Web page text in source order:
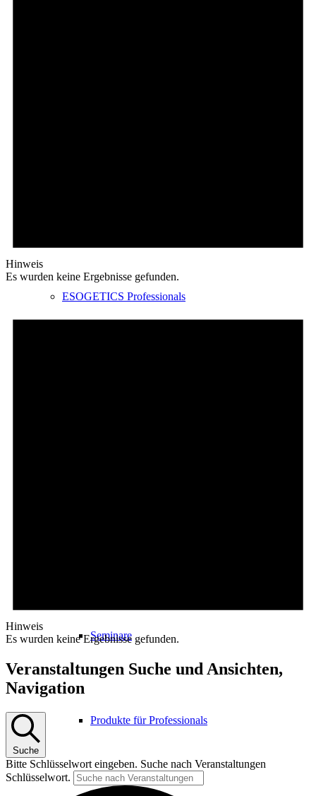
ESOGETICS Professionals
Seminare
Produkte für Professionals
Hinweis
Es wurden keine Ergebnisse gefunden.
Hinweis
Es wurden keine Ergebnisse gefunden.
Veranstaltungen Suche und Ansichten,
Navigation
Suche
Bitte Schlüsselwort eingeben. Suche nach Veranstaltungen
Schlüsselwort.